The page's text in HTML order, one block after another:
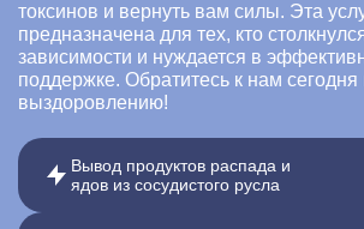
Лицензии
Фотогалерея
Вопрос-ответ
токсинов и вернуть вам силы. Эта
предназначена для тех, кто
зависимости и нуждается в
поддержке. Обратитесь к нам сегодня
выздоровлению!
Вывод продуктов распада и
ядов из сосудистого русла